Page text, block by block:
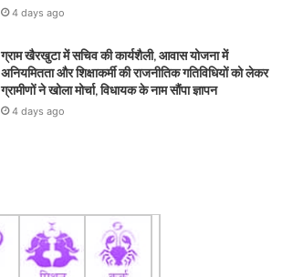
4 days ago
ग्राम खैरखुटा में सचिव की कार्यशैली, आवास योजना में
अनियमितता और शिक्षाकर्मी की राजनीतिक गतिविधियों को लेकर
ग्रामीणों ने खोला मोर्चा, विधायक के नाम सौंपा ज्ञापन
4 days ago